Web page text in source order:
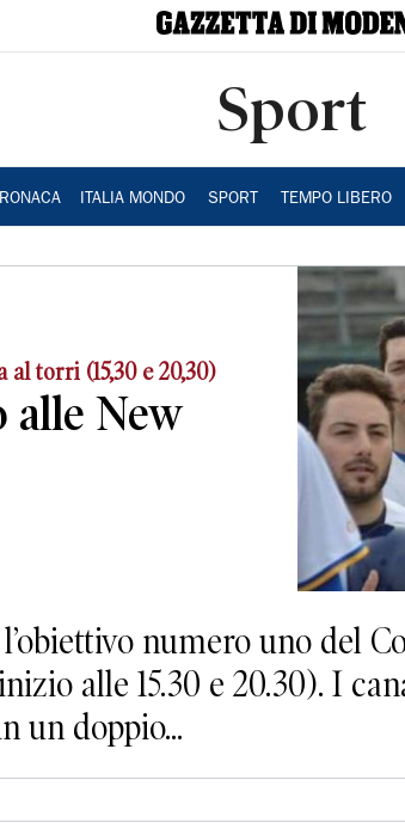
Sport
ITALIA MONDO SPORT TEMPO LIBERO
al torri (15,30 e 20,30)
alle New
numero uno del
alle 15.30 e 20.30). I
un doppio...